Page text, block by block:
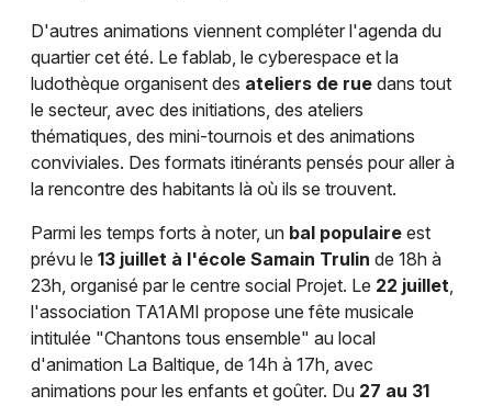
D'autres animations viennent compléter l'agenda du
quartier cet été. Le fablab, le cyberespace et la
ludothèque organisent des ateliers de rue dans tout
le secteur, avec des initiations, des ateliers
thématiques, des mini-tournois et des animations
conviviales. Des formats itinérants pensés pour aller à
la rencontre des habitants là où ils se trouvent.
Parmi les temps forts à noter, un bal populaire est
prévu le 13 juillet à l'école Samain Trulin de 18h à
23h, organisé par le centre social Projet. Le 22 juillet,
l'association TA1AMI propose une fête musicale
intitulée "Chantons tous ensemble" au local
d'animation La Baltique, de 14h à 17h, avec
animations pour les enfants et goûter. Du 27 au 31